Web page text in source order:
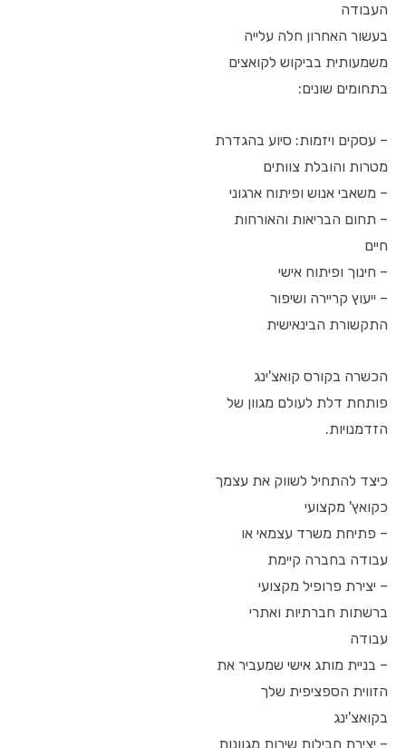
העבודה
בעשור האחרון חלה עלייה
משמעותית בביקוש לקואצים
בתחומים שונים:
– עסקים ויזמות: סיוע בהגדרת
מטרות והובלת צוותים
– משאבי אנוש ופיתוח ארגוני
– תחום הבריאות והאורחות
חיים
– חינוך ופיתוח אישי
– ייעוץ קריירה ושיפור
התקשורת הבינאישית
הכשרה בקורס קואצ'ינג
פותחת דלת לעולם מגוון של
הזדמנויות.
כיצד להתחיל לשווק את עצמך
כקואץ' מקצועי
– פתיחת משרד עצמאי או
עבודה בחברה קיימת
– יצירת פרופיל מקצועי
ברשתות חברתיות ואתרי
עבודה
– בניית מותג אישי שמעביר את
הזווית הספציפית שלך
בקואצ'ינג
– יצירת חבילות שירות מגוונות